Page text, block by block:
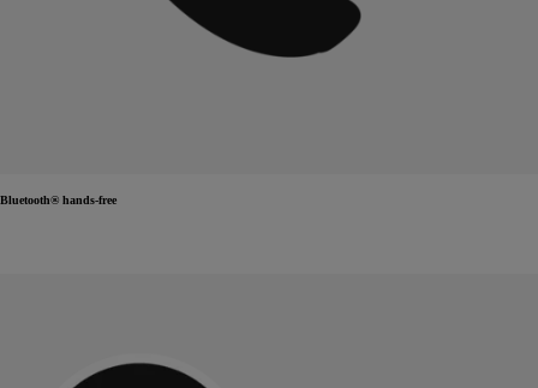
Bluetooth® hands-free